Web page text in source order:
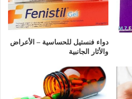
دواء فنستيل للحساسية – الأعراض
والأثار الجانبية